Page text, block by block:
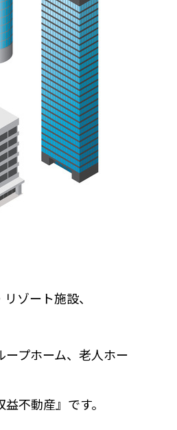
ゾート施設、
プホーム、老人ホー
不動産』です。